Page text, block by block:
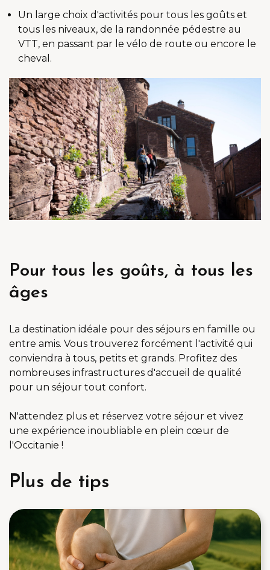
Un large choix d'activités pour tous les goûts et
tous les niveaux, de la randonnée pédestre au
VTT, en passant par le vélo de route ou encore le
cheval.
Pour tous les goûts, à tous les
âges
La destination idéale pour des séjours en famille ou
entre amis. Vous trouverez forcément l'activité qui
conviendra à tous, petits et grands. Profitez des
nombreuses infrastructures d'accueil de qualité
pour un séjour tout confort.
N'attendez plus et réservez votre séjour et vivez
une expérience inoubliable en plein cœur de
l'Occitanie !
Plus de tips